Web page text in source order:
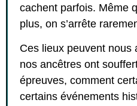
cachent parfois. Même
plus, on s’arrête
Ces lieux peuvent nous
nos ancêtres ont
épreuves, comment
certains événements